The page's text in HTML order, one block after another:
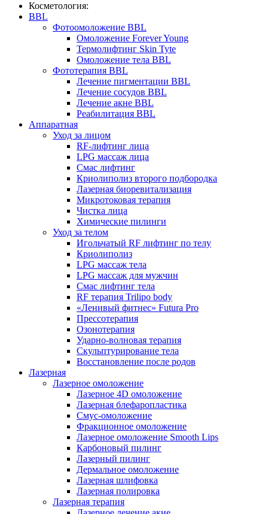
Косметология:
BBL
Фотоомоложение BBL
Омоложение Forever Young
Термолифтинг Skin Tyte
Омоложение тела BBL
Фототерапия BBL
Лечение пигментации BBL
Лечение сосудов BBL
Лечение акне BBL
Реабилитация BBL
Аппаратная
Уход за лицом
RF-лифтинг лица
LPG массаж лица
Смас лифтинг
Криолиполиз второго подбородка
Лазерная биоревитализация
Микротоковая терапия
Чистка лица
Химические пилинги
Уход за телом
Игольчатый RF лифтинг по телу
Криолиполиз
LPG массаж тела
LPG массаж для мужчин
Смас лифтинг тела
RF терапия Trilipo body
«Ленивый фитнес» Futura Pro
Прессотерапия
Озонотерапия
Ударно-волновая терапия
Скульптурирование тела
Восстановление после родов
Лазерная
Лазерное омоложение
Лазерное 4D омоложение
Лазерная блефаропластика
Смус-омоложение
Фракционное омоложение
Лазерное омоложение Smooth Lips
Карбоновый пилинг
Лазерный пилинг
Дермальное омоложение
Лазерная шлифовка
Лазерная полировка
Лазерная терапия